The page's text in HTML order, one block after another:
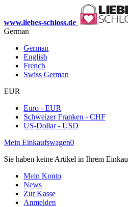
www.liebes-schloss.de
German
German
English
French
Swiss German
EUR
Euro - EUR
Schweizer Franken - CHF
US-Dollar - USD
Mein Einkaufswagen0
Sie haben keine Artikel in Ihrem
Mein Konto
News
Zur Kasse
Anmelden